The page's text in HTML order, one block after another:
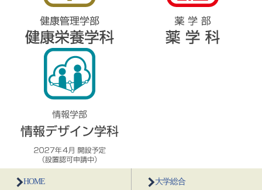
HOME 大学総合